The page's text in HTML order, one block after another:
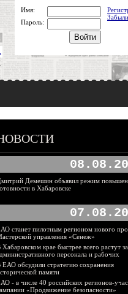
Имя:
Пароль:
Демешин объявил режим
в Хабаровске
станет пилотным регионом нового
управления «Сенеж»
Хабаровском крае быстрее всего растут
персонала и рабочих
ЕАО обсудили стратегию сохранения
памяти
- в числе 40 российских регионов-
«Продвижение безопасности»